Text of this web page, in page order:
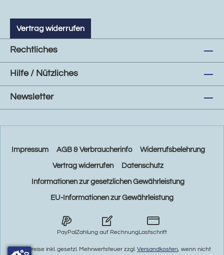
Vertrag widerrufen
Rechtliches
Hilfe / Nützliches
Newsletter
Impressum AGB & Verbraucherinfo Widerrufsbelehrung
Vertrag widerrufen Datenschutz
Informationen zur gesetzlichen Gewährleistung
EU-Informationen zur Gewährleistung
PayPalZahlung auf RechnungLastschrift
* Alle Preise inkl. gesetzl. Mehrwertsteuer zzgl. Versandkosten, wenn nicht